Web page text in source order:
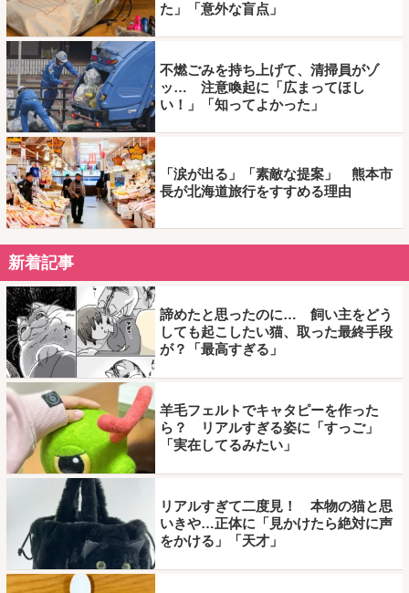
た」「意外な盲点」
不燃ごみを持ち上げて、清掃員がゾ
ッ… 注意喚起に「広まってほし
い！」「知ってよかった」
「涙が出る」「素敵な提案」 熊本市
長が北海道旅行をすすめる理由
新着記事
諦めたと思ったのに… 飼い主をどう
しても起こしたい猫、取った最終手段
が？「最高すぎる」
羊毛フェルトでキャタピーを作った
ら？ リアルすぎる姿に「すっご」
「実在してるみたい」
リアルすぎて二度見！ 本物の猫と思
いきや…正体に「見かけたら絶対に声
をかける」「天才」